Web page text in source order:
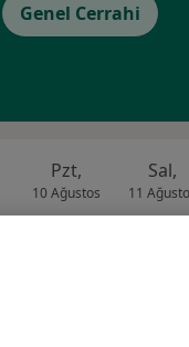
Genel Cerrahi
Pzt,
10 Ağustos
Sal,
11